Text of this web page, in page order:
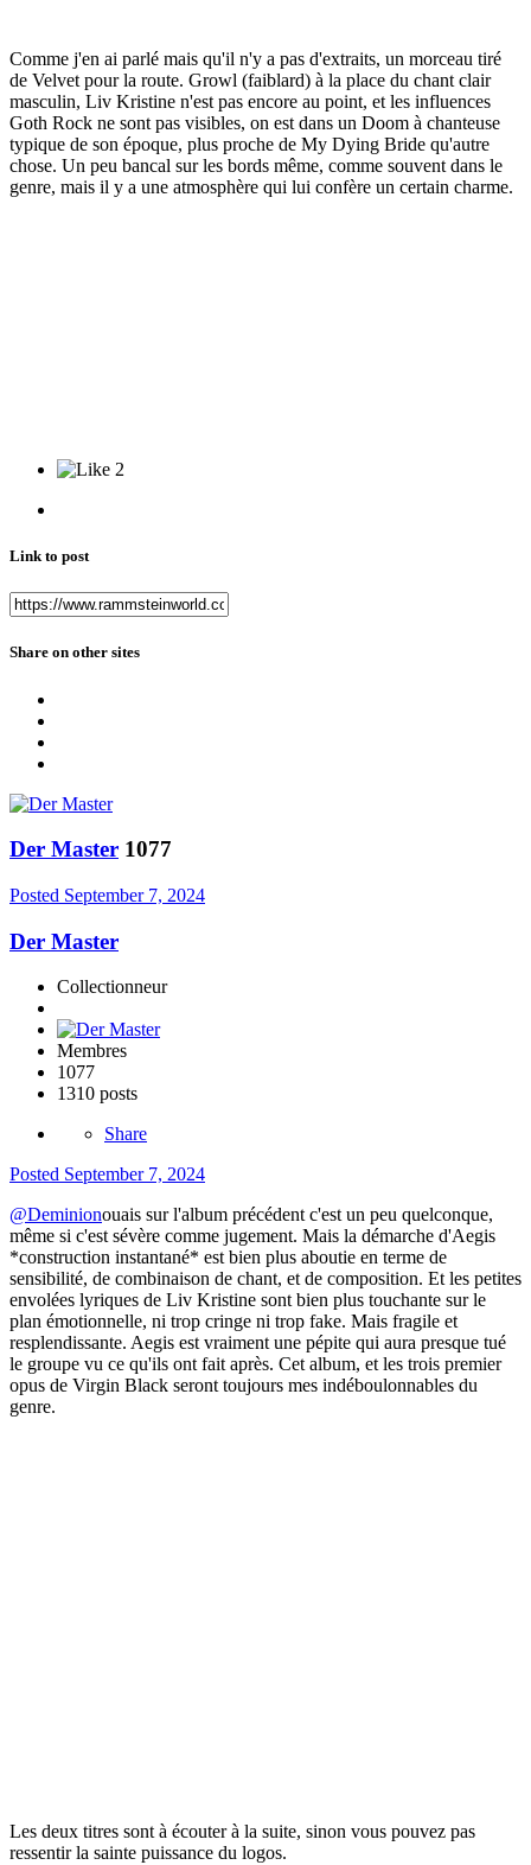
Comme j'en ai parlé mais qu'il n'y a pas d'extraits, un morceau tiré
de Velvet pour la route. Growl (faiblard) à la place du chant clair
masculin, Liv Kristine n'est pas encore au point, et les influences
Goth Rock ne sont pas visibles, on est dans un Doom à chanteuse
typique de son époque, plus proche de My Dying Bride qu'autre
chose. Un peu bancal sur les bords même, comme souvent dans le
genre, mais il y a une atmosphère qui lui confère un certain charme.
2
Link to post
Share on other sites
Der Master 1077
Posted September 7, 2024
Der Master
Collectionneur
Membres
1077
1310 posts
Share
Posted September 7, 2024
@Deminionouais sur l'album précédent c'est un peu quelconque,
même si c'est sévère comme jugement. Mais la démarche d'Aegis
*construction instantané* est bien plus aboutie en terme de
sensibilité, de combinaison de chant, et de composition. Et les petites
envolées lyriques de Liv Kristine sont bien plus touchante sur le
plan émotionnelle, ni trop cringe ni trop fake. Mais fragile et
resplendissante. Aegis est vraiment une pépite qui aura presque tué
le groupe vu ce qu'ils ont fait après. Cet album, et les trois premier
opus de Virgin Black seront toujours mes indéboulonnables du
genre.
Les deux titres sont à écouter à la suite, sinon vous pouvez pas
ressentir la sainte puissance du logos.